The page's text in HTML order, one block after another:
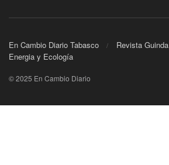
En Cambio Diario Tabasco Revista Guinda
Energia y Ecología
© 2025 En Cambio Diario